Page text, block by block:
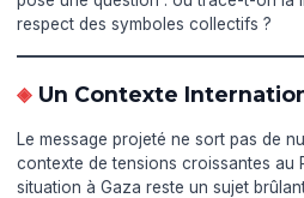
respect des symboles collectifs ?
Un Contexte
Le message projeté ne sort pas de
contexte de tensions croissantes au
situation à Gaza reste un sujet